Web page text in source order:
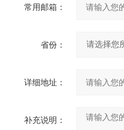
常用邮箱：
省份：
详细地址：
补充说明：